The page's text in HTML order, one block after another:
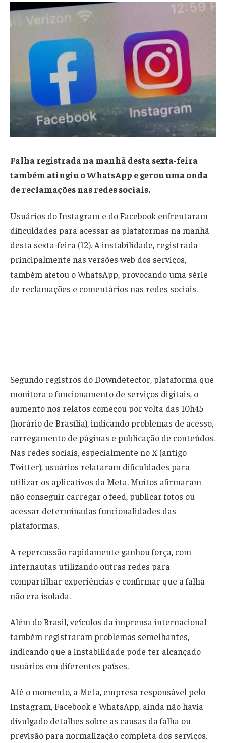
Falha registrada na manhã desta sexta-feira
também atingiu o WhatsApp e gerou uma onda
de reclamações nas redes sociais.
Usuários do Instagram e do Facebook enfrentaram
dificuldades para acessar as plataformas na manhã
desta sexta-feira (12). A instabilidade, registrada
principalmente nas versões web dos serviços,
também afetou o WhatsApp, provocando uma série
de reclamações e comentários nas redes sociais.
Segundo registros do Downdetector, plataforma que
monitora o funcionamento de serviços digitais, o
aumento nos relatos começou por volta das 10h45
(horário de Brasília), indicando problemas de acesso,
carregamento de páginas e publicação de conteúdos.
Nas redes sociais, especialmente no X (antigo
Twitter), usuários relataram dificuldades para
utilizar os aplicativos da Meta. Muitos afirmaram
não conseguir carregar o feed, publicar fotos ou
acessar determinadas funcionalidades das
plataformas.
A repercussão rapidamente ganhou força, com
internautas utilizando outras redes para
compartilhar experiências e confirmar que a falha
não era isolada.
Além do Brasil, veículos da imprensa internacional
também registraram problemas semelhantes,
indicando que a instabilidade pode ter alcançado
usuários em diferentes países.
Até o momento, a Meta, empresa responsável pelo
Instagram, Facebook e WhatsApp, ainda não havia
divulgado detalhes sobre as causas da falha ou
previsão para normalização completa dos serviços.